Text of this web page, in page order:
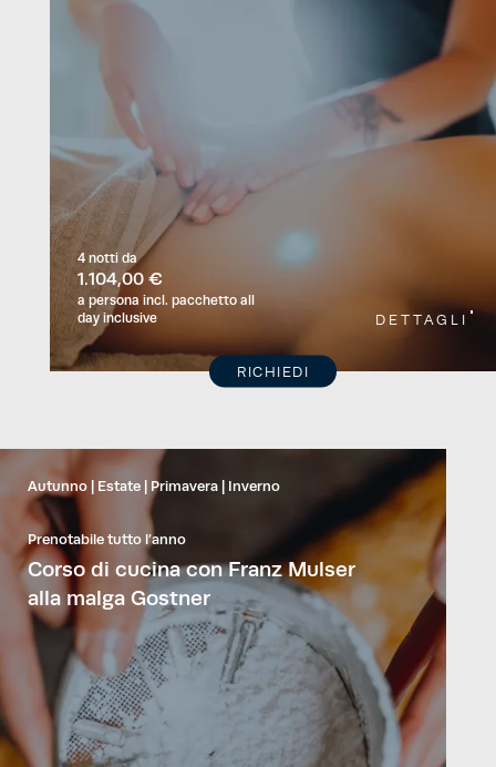
4 notti da
1.104,00 €
a persona incl. pacchetto all
day inclusive
DETTAGLI
RICHIEDI
Autunno Estate Primavera Inverno
Prenotabile tutto l’anno
Corso di cucina con Franz Mulser
alla malga Gostner